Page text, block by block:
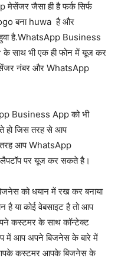
जैसा ही है फर्क सिर्फ
बना huwa है और
है.WhatsApp Business
साथ भी एक ही फोन में यूज कर
नंबर और WhatsApp
Business App को भी
हो जिस तरह से आप
आप WhatsApp
पर यूज कर सकते है।
को धयान में रख कर बनाया
है या कोई वेबसाइट है तो आप
कस्टमर के साथ कॉन्टेक्ट
में आप अपने बिजनेस के बारे में
आपके कस्टमर आपके बिजनेस के